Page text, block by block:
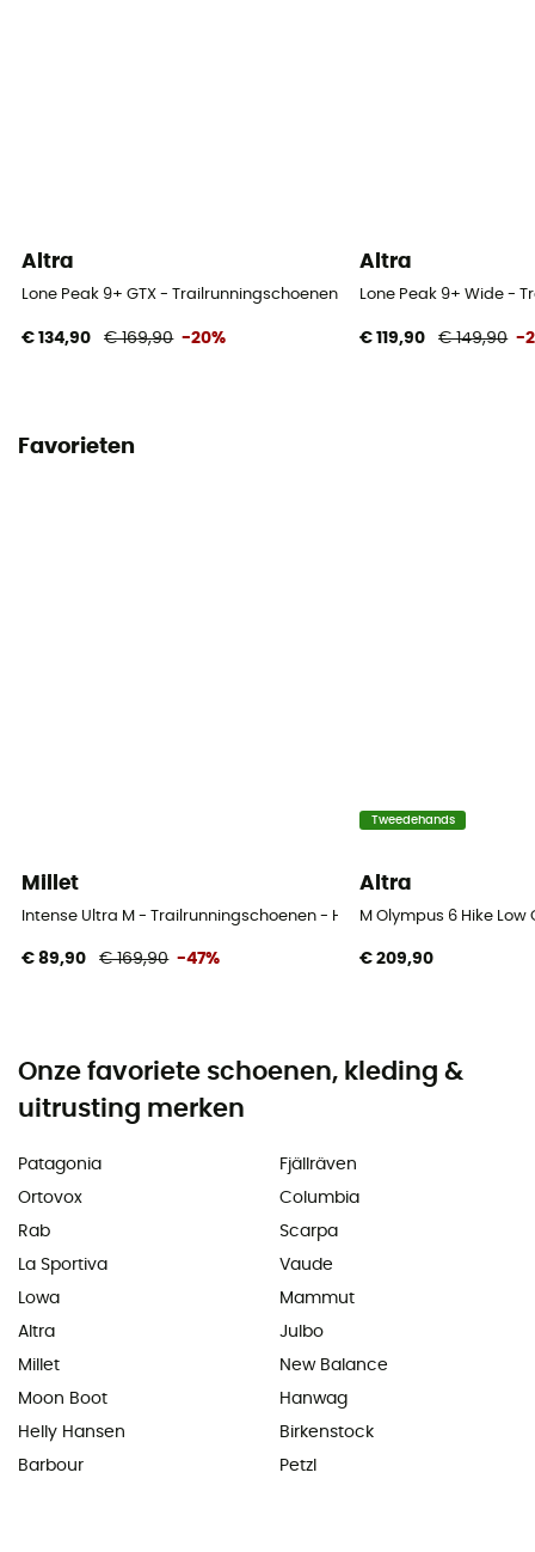
Altra
Lone Peak 9+ GTX - Trailrunningschoenen - Heren
€ 134,90 € 169,90 -20%
Altra
Lone Peak 9+ Wide -
€ 119,90 € 149,90 -
Favorieten
Millet
Intense Ultra M - Trailrunningschoenen - Heren
€ 89,90 € 169,90 -47%
Tweedehands
Altra
M Olympus 6 Hike
€ 209,90
Onze favoriete schoenen, kleding &
uitrusting merken
Patagonia
Ortovox
Rab
La Sportiva
Lowa
Altra
Millet
Moon Boot
Helly Hansen
Barbour
Fjällräven
Columbia
Scarpa
Vaude
Mammut
Julbo
New Balance
Hanwag
Birkenstock
Petzl